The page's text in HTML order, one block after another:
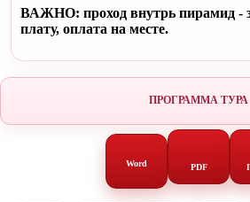
ВАЖНО: проход внутрь пирамид -
плату, оплата на месте.
ПРОГРАММА ТУРА
Word PDF